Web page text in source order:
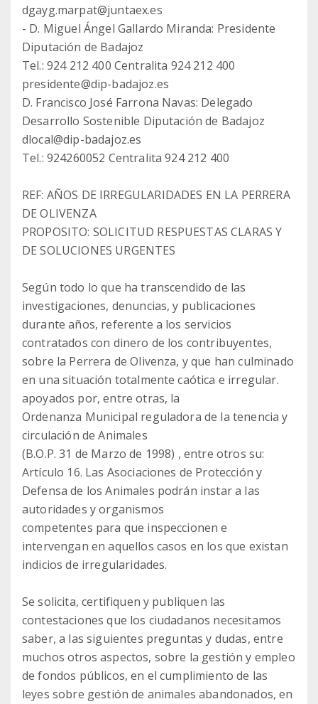
dgayg.marpat@juntaex.es
- D. Miguel Ángel Gallardo Miranda: Presidente
Diputación de Badajoz
Tel.: 924 212 400 Centralita 924 212 400
presidente@dip-badajoz.es
D. Francisco José Farrona Navas: Delegado
Desarrollo Sostenible Diputación de Badajoz
dlocal@dip-badajoz.es
Tel.: 924260052 Centralita 924 212 400
REF: AÑOS DE IRREGULARIDADES EN LA PERRERA
DE OLIVENZA
PROPOSITO: SOLICITUD RESPUESTAS CLARAS Y
DE SOLUCIONES URGENTES
Según todo lo que ha transcendido de las
investigaciones, denuncias, y publicaciones
durante años, referente a los servicios
contratados con dinero de los contribuyentes,
sobre la Perrera de Olivenza, y que han culminado
en una situación totalmente caótica e irregular.
apoyados por, entre otras, la
Ordenanza Municipal reguladora de la tenencia y
circulación de Animales
(B.O.P. 31 de Marzo de 1998) , entre otros su:
Artículo 16. Las Asociaciones de Protección y
Defensa de los Animales podrán instar a las
autoridades y organismos
competentes para que inspeccionen e
intervengan en aquellos casos en los que existan
indicios de irregularidades.
Se solicita, certifiquen y publiquen las
contestaciones que los ciudadanos necesitamos
saber, a las siguientes preguntas y dudas, entre
muchos otros aspectos, sobre la gestión y empleo
de fondos públicos, en el cumplimiento de las
leyes sobre gestión de animales abandonados, en